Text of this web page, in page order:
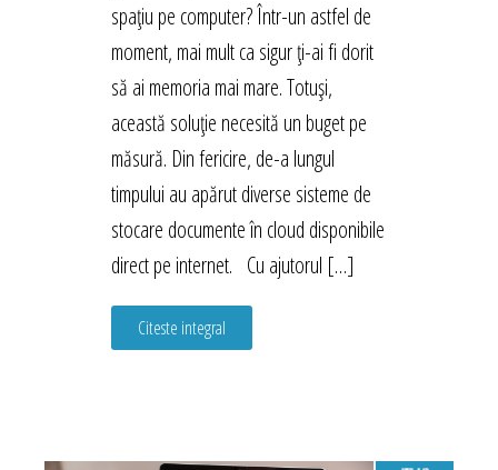
spațiu pe computer? Într-un astfel de
moment, mai mult ca sigur ți-ai fi dorit
să ai memoria mai mare. Totuși,
această soluție necesită un buget pe
măsură. Din fericire, de-a lungul
timpului au apărut diverse sisteme de
stocare documente în cloud disponibile
direct pe internet. Cu ajutorul […]
Citeste integral